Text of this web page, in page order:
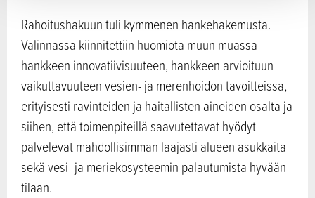
Rahoitushakuun tuli kymmenen hankehakemusta.
Valinnassa kiinnitettiin huomiota muun muassa
hankkeen innovatiivisuuteen, hankkeen arvioituun
vaikuttavuuteen vesien- ja merenhoidon tavoitteissa,
erityisesti ravinteiden ja haitallisten aineiden osalta ja
siihen, että toimenpiteillä saavutettavat hyödyt
palvelevat mahdollisimman laajasti alueen asukkaita
sekä vesi- ja meriekosysteemin palautumista hyvään
tilaan.